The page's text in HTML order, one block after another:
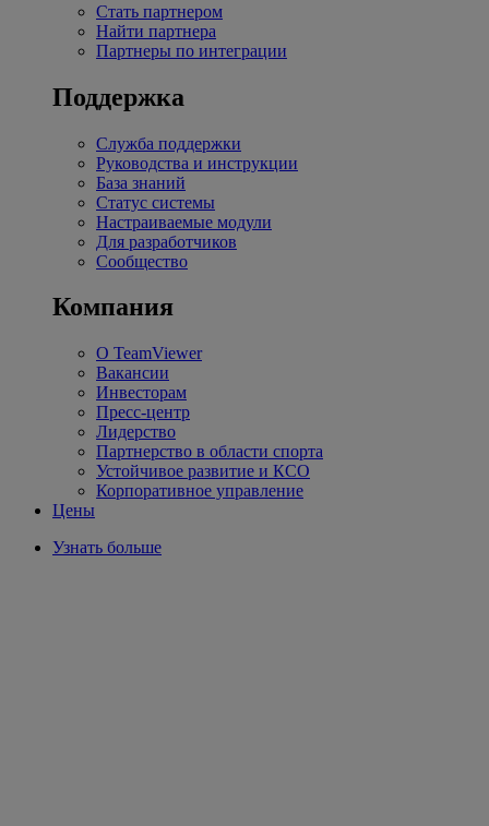
Стать партнером
Найти партнера
Партнеры по интеграции
Поддержка
Служба поддержки
Руководства и инструкции
База знаний
Статус системы
Настраиваемые модули
Для разработчиков
Сообщество
Компания
О TeamViewer
Вакансии
Инвесторам
Пресс-центр
Лидерство
Партнерство в области спорта
Устойчивое развитие и КСО
Корпоративное управление
Цены
Узнать больше